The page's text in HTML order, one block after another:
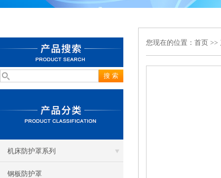
机床防护罩系列
钢板防护罩
您现在的位置： 首页 >>